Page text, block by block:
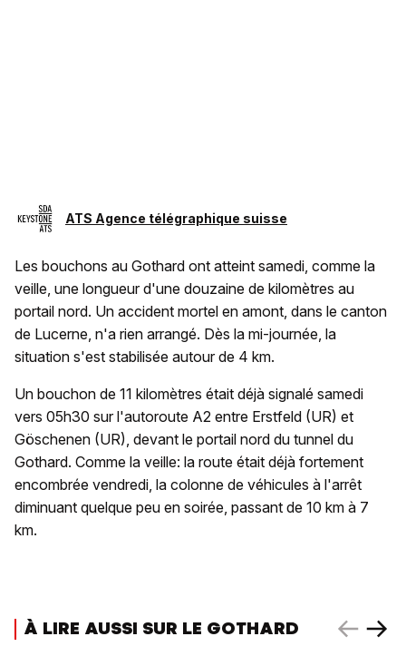
ATS Agence télégraphique suisse
Les bouchons au Gothard ont atteint samedi, comme la
veille, une longueur d'une douzaine de kilomètres au
portail nord. Un accident mortel en amont, dans le canton
de Lucerne, n'a rien arrangé. Dès la mi-journée, la
situation s'est stabilisée autour de 4 km.
Un bouchon de 11 kilomètres était déjà signalé samedi
vers 05h30 sur l'autoroute A2 entre Erstfeld (UR) et
Göschenen (UR), devant le portail nord du tunnel du
Gothard. Comme la veille: la route était déjà fortement
encombrée vendredi, la colonne de véhicules à l'arrêt
diminuant quelque peu en soirée, passant de 10 km à 7
km.
À LIRE AUSSI SUR LE GOTHARD